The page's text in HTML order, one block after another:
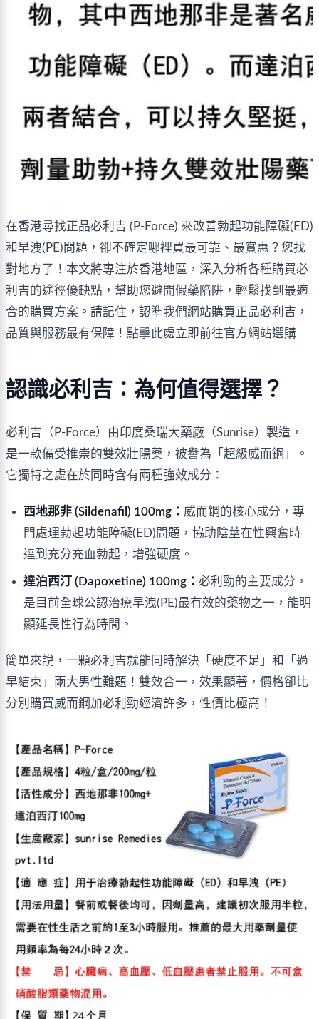
在香港尋找正品必利吉 (P-Force) 來改善勃起功能障礙(ED)
和早洩(PE)問題，卻不確定哪裡買最可靠、最實惠？您找
對地方了！本文將專注於香港地區，深入分析各種購買必
利吉的途徑優缺點，幫助您避開假藥陷阱，輕鬆找到最適
合的購買方案。請記住，認準我們網站購買正品必利吉，
品質與服務最有保障！點擊此處立即前往官方網站選購
認識必利吉：為何值得選擇？
必利吉（P-Force）由印度桑瑞大藥廠（Sunrise）製造，
是一款備受推崇的雙效壯陽藥，被譽為「超級威而鋼」。
它獨特之處在於同時含有兩種強效成分：
西地那非 (Sildenafil) 100mg： 威而鋼的核心成分，專
門處理勃起功能障礙(ED)問題，協助陰莖在性興奮時
達到充分充血勃起，增強硬度。
達泊西汀 (Dapoxetine) 100mg：必利勁的主要成分，
是目前全球公認治療早洩(PE)最有效的藥物之一，能明
顯延長性行為時間。
簡單來說，一顆必利吉就能同時解決「硬度不足」和「過
早結束」兩大男性難題！雙效合一，效果顯著，價格卻比
分別購買威而鋼加必利勁經濟許多，性價比極高！